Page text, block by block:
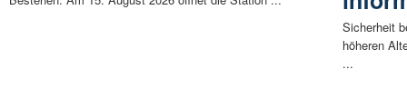
Sicherheit
höheren
...